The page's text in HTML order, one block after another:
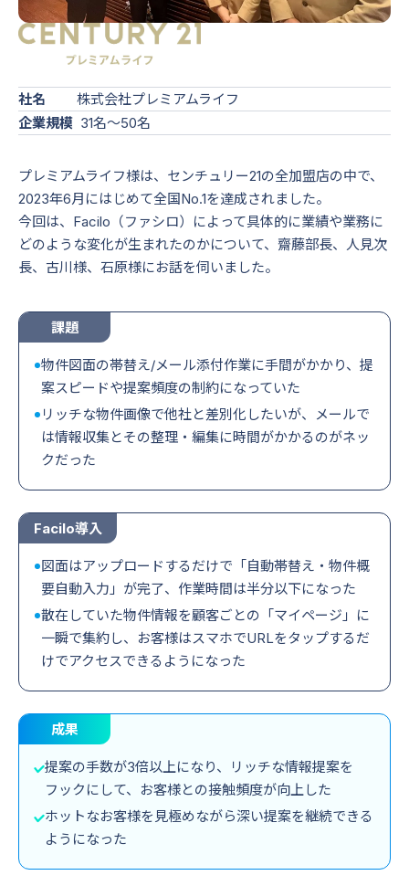
ラウド
社名
株式会社プレミアムライフ
企業規模 31名〜50名
プレミアムライフ様は、センチュリー21の全加盟店の中で、
2023年6月にはじめて全国No.1を達成されました。
今回は、Facilo（ファシロ）によって具体的に業績や業務に
どのような変化が生まれたのかについて、齋藤部長、人見次
長、古川様、石原様にお話を伺いました。
課題
物件図面の帯替え/メール添付作業に手間がかかり、提
案スピードや提案頻度の制約になっていた
リッチな物件画像で他社と差別化したいが、メールで
は情報収集とその整理・編集に時間がかかるのがネッ
クだった
Facilo導入
図面はアップロードするだけで「自動帯替え・物件概
要自動入力」が完了、作業時間は半分以下になった
散在していた物件情報を顧客ごとの「マイページ」に
一瞬で集約し、お客様はスマホでURLをタップするだ
けでアクセスできるようになった
成果
提案の手数が3倍以上になり、リッチな情報提案を
フックにして、お客様との接触頻度が向上した
ホットなお客様を見極めながら深い提案を継続できる
ようになった